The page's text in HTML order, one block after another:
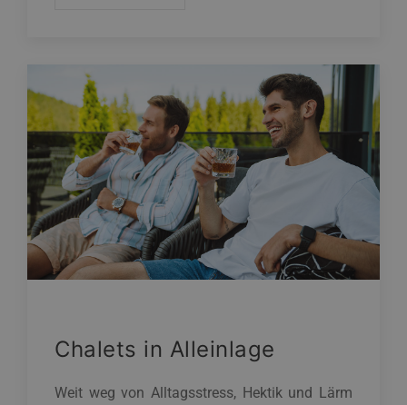
Chalets in Alleinlage
Weit weg von Alltagsstress, Hektik und Lärm